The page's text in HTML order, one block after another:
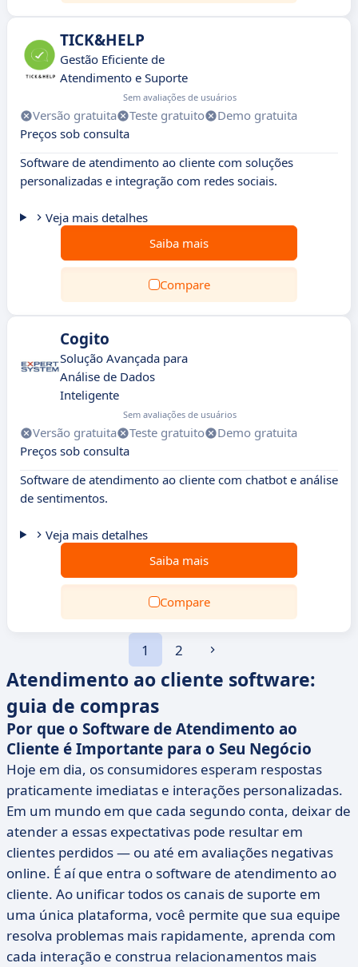
TICK&HELP
Gestão Eficiente de
Atendimento e Suporte
Sem avaliações de usuários
Versão gratuita Teste gratuito
Demo gratuita
Preços sob consulta
Software de atendimento ao cliente com soluções
personalizadas e integração com redes sociais.
Veja mais detalhes
Saiba mais
Compare
Cogito
Solução Avançada para
Análise de Dados
Inteligente
Sem avaliações de usuários
Versão gratuita Teste gratuito
Demo gratuita
Preços sob consulta
Software de atendimento ao cliente com chatbot e análise
de sentimentos.
Veja mais detalhes
Saiba mais
Compare
1 2
Atendimento ao cliente software:
guia de compras
Por que o Software de Atendimento ao
Cliente é Importante para o Seu Negócio
Hoje em dia, os consumidores esperam respostas
praticamente imediatas e interações personalizadas.
Em um mundo em que cada segundo conta, deixar de
atender a essas expectativas pode resultar em
clientes perdidos — ou até em avaliações negativas
online. É aí que entra o software de atendimento ao
cliente. Ao unificar todos os canais de suporte em
uma única plataforma, você permite que sua equipe
resolva problemas mais rapidamente, aprenda com
cada interação e construa relacionamentos mais